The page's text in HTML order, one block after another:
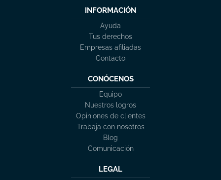
INFORMACIÓN
Ayuda
Tus derechos
Empresas afiliadas
Contacto
CONÓCENOS
Equipo
Nuestros logros
Opiniones de clientes
Trabaja con nosotros
Blog
Comunicación
LEGAL